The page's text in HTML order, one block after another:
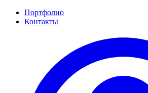
Портфолио
Контакты